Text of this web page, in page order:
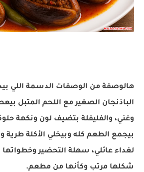
هالوصفة من الوصفات الدسمة اللي
الباذنجان الصغير مع اللحم المتبل
وغني، والفليفلة بتضيف لون ونكهة
بيجمع الطعم كله وبيخلي الأكلة
لغداء عائلي، سهلة التحضير
شكلها مرتب وكأنها من مطعم.